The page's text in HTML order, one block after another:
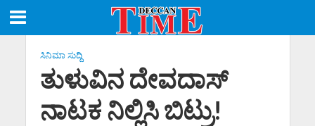
ಸಿನಿಮಾ ಸುದ್ದಿ
ತುಳುವಿನ ದೇವದಾಸ್
ನಾಟಕ ನಿಲ್ಲಿಸಿ ಬಿಟ್ರು!